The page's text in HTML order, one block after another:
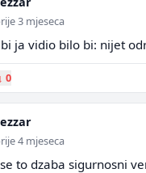
3 mjeseca
ja vidio bilo bi: nijet
↓ 0
4 mjeseca
to dzaba sigurnosni